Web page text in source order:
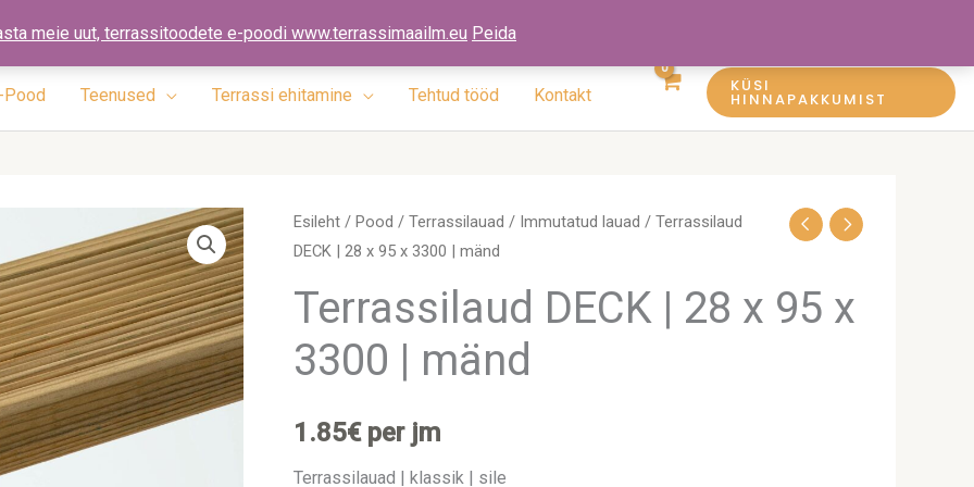
meie uut, terrassitoodete e-poodi www.terrassimaailm.eu Peida
Pood Teenused Terrassi ehitamine Tehtud tööd Kontakt KÜSI
HINNAPAKKUMIST
Esileht/ Pood / Terrassilauad / Immutatud lauad / Terrassilaud
DECK | 28 x 95 x 3300 | mänd
Terrassilaud DECK | 28 x 95 x
3300 | mänd
1.85€per jm
Terrassilauad | klassik | sile
Terrassilaud
DECK
x
95
3300
|